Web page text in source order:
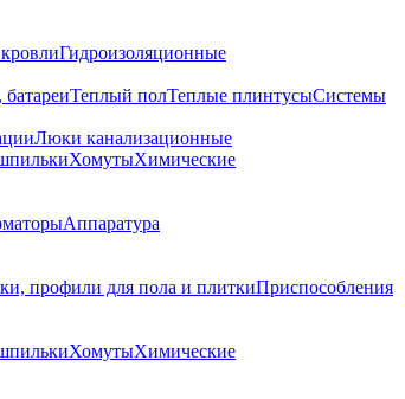
Гидроизоляционные
Теплый полТеплые плинтусыСистемы
Люки канализационные
ХомутыХимические
Аппаратура
профили для пола и плиткиПриспособления
ХомутыХимические